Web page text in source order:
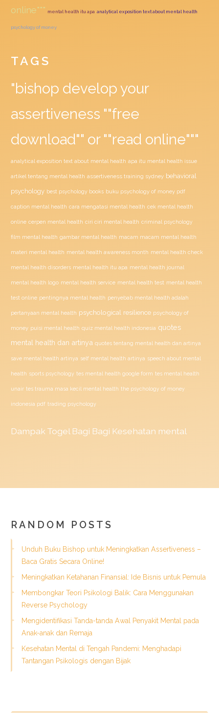
online""" mental health itu apa analytical exposition text about mental health
psychology of money
TAGS
"bishop develop your
assertiveness ""free
download"" or ""read online"""
analytical exposition text about mental health apa itu mental health issue
artikel tentang mental health assertiveness training sydney behavioral
psychology best psychology books buku psychology of money pdf
caption mental health cara mengatasi mental health cek mental health
online cerpen mental health ciri ciri mental health criminal psychology
film mental health gambar mental health macam macam mental health
materi mental health mental health awareness month mental health check
mental health disorders mental health itu apa mental health journal
mental health logo mental health service mental health test mental health
test online pentingnya mental health penyebab mental health adalah
pertanyaan mental health psychological resilience psychology of
money puisi mental health quiz mental health indonesia quotes
mental health dan artinya quotes tentang mental health dan artinya
save mental health artinya self mental health artinya speech about mental
health sports psychology tes mental health google form tes mental health
unair tes trauma masa kecil mental health the psychology of money
indonesia pdf trading psychology
Dampak Togel Bagi Bagi Kesehatan mental
RANDOM POSTS
Unduh Buku Bishop untuk Meningkatkan Assertiveness –
Baca Gratis Secara Online!
Meningkatkan Ketahanan Finansial: Ide Bisnis untuk Pemula
Membongkar Teori Psikologi Balik: Cara Menggunakan
Reverse Psychology
Mengidentifikasi Tanda-tanda Awal Penyakit Mental pada
Anak-anak dan Remaja
Kesehatan Mental di Tengah Pandemi: Menghadapi
Tantangan Psikologis dengan Bijak